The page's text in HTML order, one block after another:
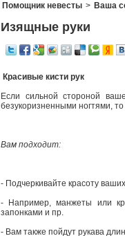
Помощник невесты > Ваша
Изящные руки
Красивые кисти рук
Если сильной стороной
безукоризненными ногтями,
Вам подходит:
- Подчеркивайте красоту
- Например, манжеты или
запонками и пр.
- Вам также пойдут рукава